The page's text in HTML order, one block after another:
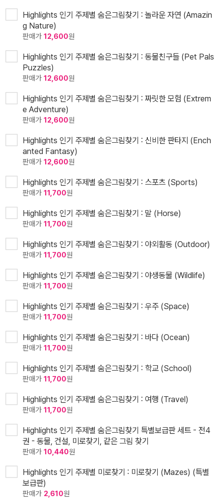
Highlights 인기 주제별 숨은그림찾기 : 놀라운 자연 (Amazin
g Nature)
판매가 12,600원
Highlights 인기 주제별 숨은그림찾기 : 동물친구들 (Pet Pals
Puzzles)
판매가 12,600원
Highlights 인기 주제별 숨은그림찾기 : 짜릿한 모험 (Extrem
e Adventure)
판매가 12,600원
Highlights 인기 주제별 숨은그림찾기 : 신비한 판타지 (Ench
anted Fantasy)
판매가 12,600원
Highlights 인기 주제별 숨은그림찾기 : 스포츠 (Sports)
판매가 11,700원
Highlights 인기 주제별 숨은그림찾기 : 말 (Horse)
판매가 11,700원
Highlights 인기 주제별 숨은그림찾기 : 야외활동 (Outdoor)
판매가 11,700원
Highlights 인기 주제별 숨은그림찾기 : 야생동물 (Wildlife)
판매가 11,700원
Highlights 인기 주제별 숨은그림찾기 : 우주 (Space)
판매가 11,700원
Highlights 인기 주제별 숨은그림찾기 : 바다 (Ocean)
판매가 11,700원
Highlights 인기 주제별 숨은그림찾기 : 학교 (School)
판매가 11,700원
Highlights 인기 주제별 숨은그림찾기 : 여행 (Travel)
판매가 11,700원
Highlights 인기 주제별 숨은그림찾기 특별보급판 세트 - 전4
권 - 동물, 건설, 미로찾기, 같은 그림 찾기
판매가 10,440원
Highlights 인기 주제별 미로찾기 : 미로찾기 (Mazes) (특별
보급판)
판매가 2,610원